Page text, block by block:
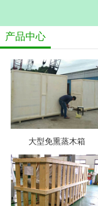
产品中心
大型免熏蒸木箱